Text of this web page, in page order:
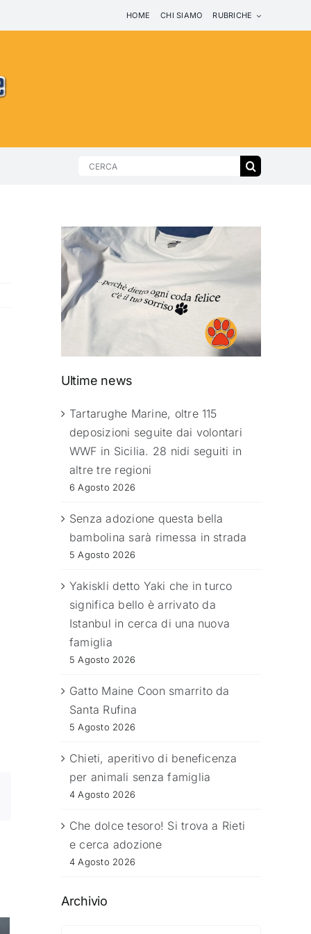
HOME CHI SIAMO RUBRICHE
Search
Ultime news
Tartarughe Marine, oltre 115
deposizioni seguite dai volontari
WWF in Sicilia. 28 nidi seguiti in
altre tre regioni
6 Agosto 2026
Senza adozione questa bella
bambolina sarà rimessa in strada
5 Agosto 2026
Yakiskli detto Yaki che in turco
significa bello è arrivato da
Istanbul in cerca di una nuova
famiglia
5 Agosto 2026
Gatto Maine Coon smarrito da
Santa Rufina
5 Agosto 2026
Chieti, aperitivo di beneficenza
per animali senza famiglia
4 Agosto 2026
Che dolce tesoro! Si trova a Rieti
e cerca adozione
4 Agosto 2026
Archivio